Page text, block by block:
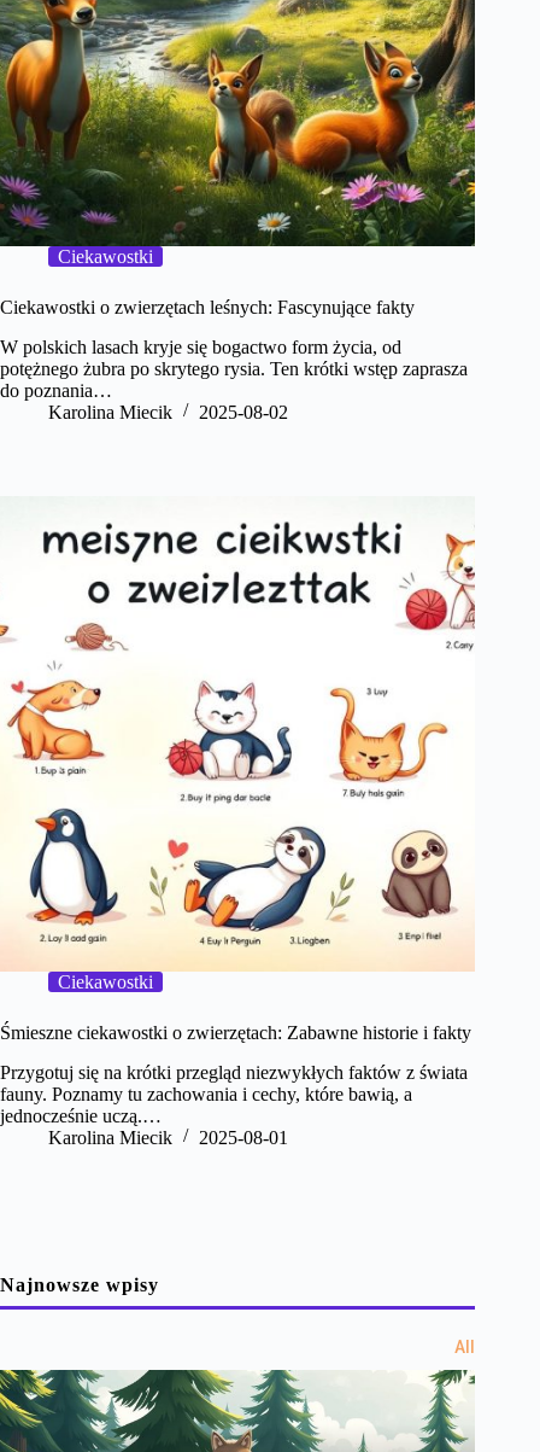
Ciekawostki
Ciekawostki o zwierzętach leśnych: Fascynujące fakty
W polskich lasach kryje się bogactwo form życia, od
potężnego żubra po skrytego rysia. Ten krótki wstęp zaprasza
do poznania…
Karolina Miecik
2025-08-02
Ciekawostki
Śmieszne ciekawostki o zwierzętach: Zabawne historie i fakty
Przygotuj się na krótki przegląd niezwykłych faktów z świata
fauny. Poznamy tu zachowania i cechy, które bawią, a
jednocześnie uczą.…
Karolina Miecik
2025-08-01
Najnowsze wpisy
All